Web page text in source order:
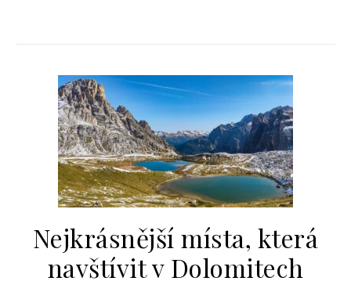
Nejkrásnější místa, která
navštívit v Dolomitech